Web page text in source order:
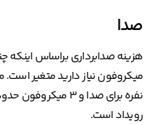
صدا
هزینه صدابرداری براساس اینکه
میکروفون نیاز دارید متغیر
رویداد است.